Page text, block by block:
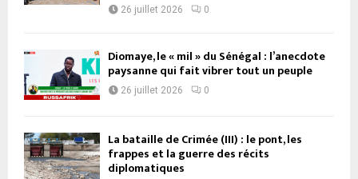
26 juillet 2026 0
Diomaye, le « mil » du Sénégal : l’anecdote
paysanne qui fait vibrer tout un peuple
26 juillet 2026 0
La bataille de Crimée (III) : le pont, les
frappes et la guerre des récits
diplomatiques